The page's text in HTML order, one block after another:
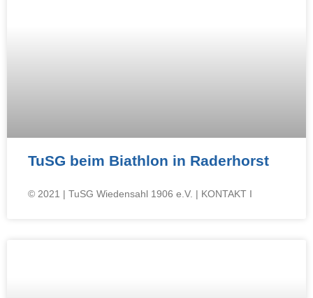
TuSG beim Biathlon in Raderhorst
© 2021 | TuSG Wiedensahl 1906 e.V. | KONTAKT I